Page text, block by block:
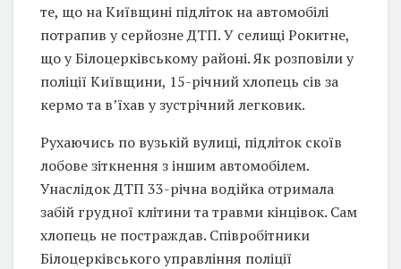
те, що на Київщині підліток на автомобілі
потрапив у серйозне ДТП. У селищі Рокитне,
що у Білоцерківському районі. Як розповіли у
поліції Київщини, 15-річний хлопець сів за
кермо та в’їхав у зустрічний легковик.
Рухаючись по вузькій вулиці, підліток скоїв
лобове зіткнення з іншим автомобілем.
Унаслідок ДТП 33-річна водійка отримала
забій грудної клітини та травми кінцівок. Сам
хлопець не постраждав. Співробітники
Білоцерківського управління поліції